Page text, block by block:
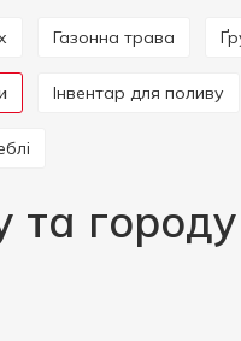
Газонна трава
Інвентар для поливу
та городу